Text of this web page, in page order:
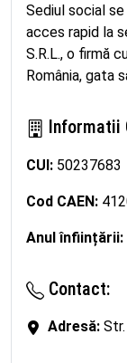
Sediul social
acces rapid la
S.R.L., o firmă
România, gata
Informatii
CUI: 50237683
Cod CAEN:
Anul înființării:
Contact:
Adresă: Str.